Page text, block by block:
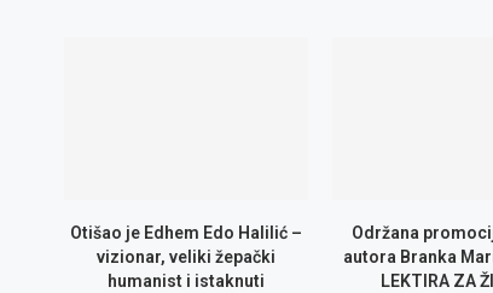
Otišao je Edhem Edo Halilić –
vizionar, veliki žepački
humanist i istaknuti
Održana
autora Branka
LEKTIRA ZA